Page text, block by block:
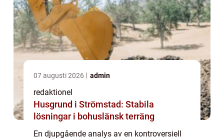
07 augusti 2026 admin
redaktionel
Husgrund i Strömstad: Stabila
lösningar i bohuslänsk terräng
En djupgående analys av en kontroversiell